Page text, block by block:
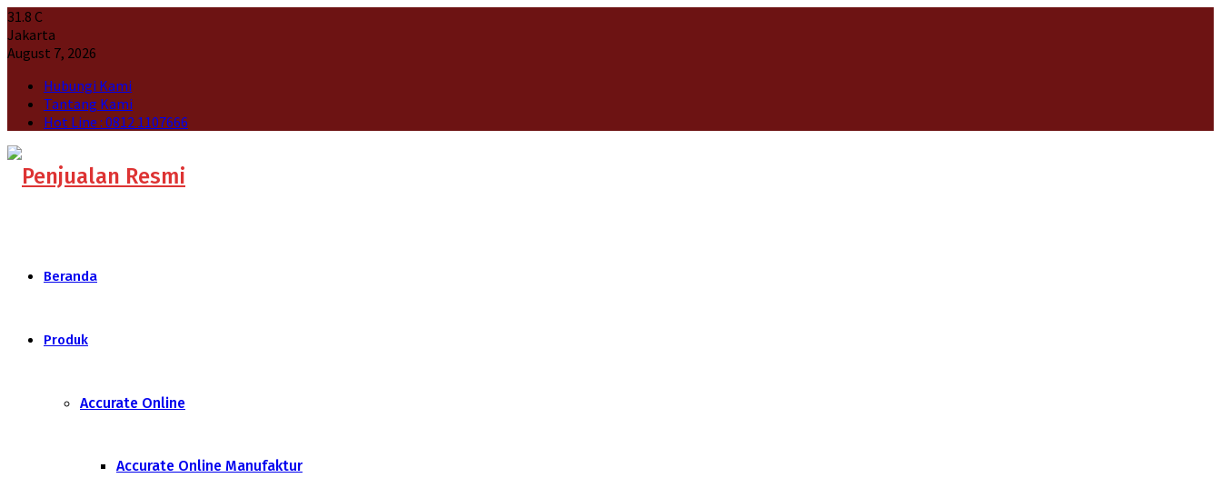
31.8 C
Jakarta
August 7, 2026
Hubungi Kami
Tantang Kami
Hot Line : 0812 1107666
Beranda
Produk
Accurate Online
Accurate Online Manufaktur